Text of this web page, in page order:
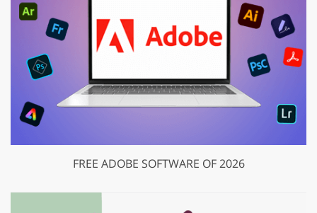
FREE ADOBE SOFTWARE OF 2026